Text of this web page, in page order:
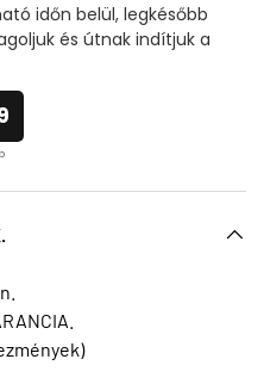
időn belül, legkésőbb
és útnak indítjuk a